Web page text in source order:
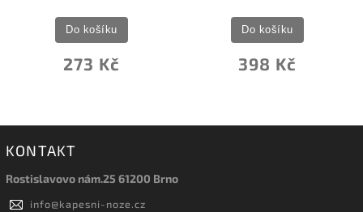
273 Kč
Do košíku
398 Kč
Do košíku
KONTAKT
Rostislavovo nám.25 61200 Brno
info@kapesni-noze.cz